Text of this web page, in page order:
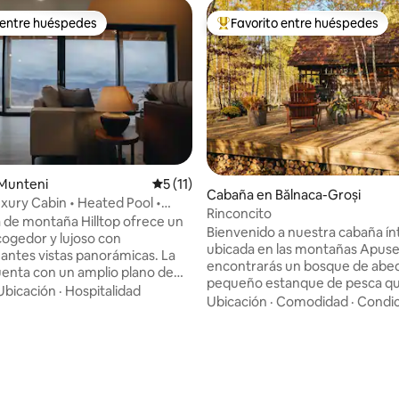
huéspedes
huéspedes
Calificación promedio: 5 de 5, 11 reseñas
5 (11)
Cabin • Heated Pool •
de montaña Hilltop ofrece un
y lujoso con
vistas panorámicas. La
con un amplio plano de
con una chimenea
· Hospitalidad
Favorito entre huéspedes
Favorito entre huéspedes
Cabaña en Bălnaca-Groși
Rinconcito
Bienvenido a nuestra cabaña
ubicada en las montañas
encontrarás un bosque de
pequeño estanque de pesca
el escenario perfecto para
Ubicación · Comodidad ·